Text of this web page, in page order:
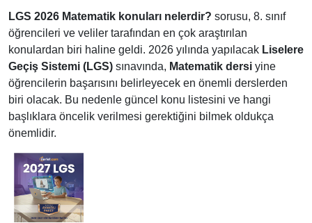
LGS 2026 Matematik konuları nelerdir? sorusu, 8. sınıf
öğrencileri ve veliler tarafından en çok araştırılan
konulardan biri haline geldi. 2026 yılında yapılacak Liselere
Geçiş Sistemi (LGS) sınavında, Matematik dersi yine
öğrencilerin başarısını belirleyecek en önemli derslerden
biri olacak. Bu nedenle güncel konu listesini ve hangi
başlıklara öncelik verilmesi gerektiğini bilmek oldukça
önemlidir.